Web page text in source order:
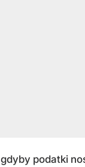
podatki